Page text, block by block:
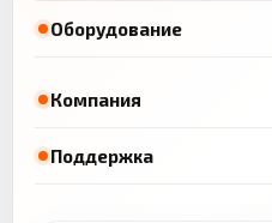
Оборудование
Компания
Поддержка